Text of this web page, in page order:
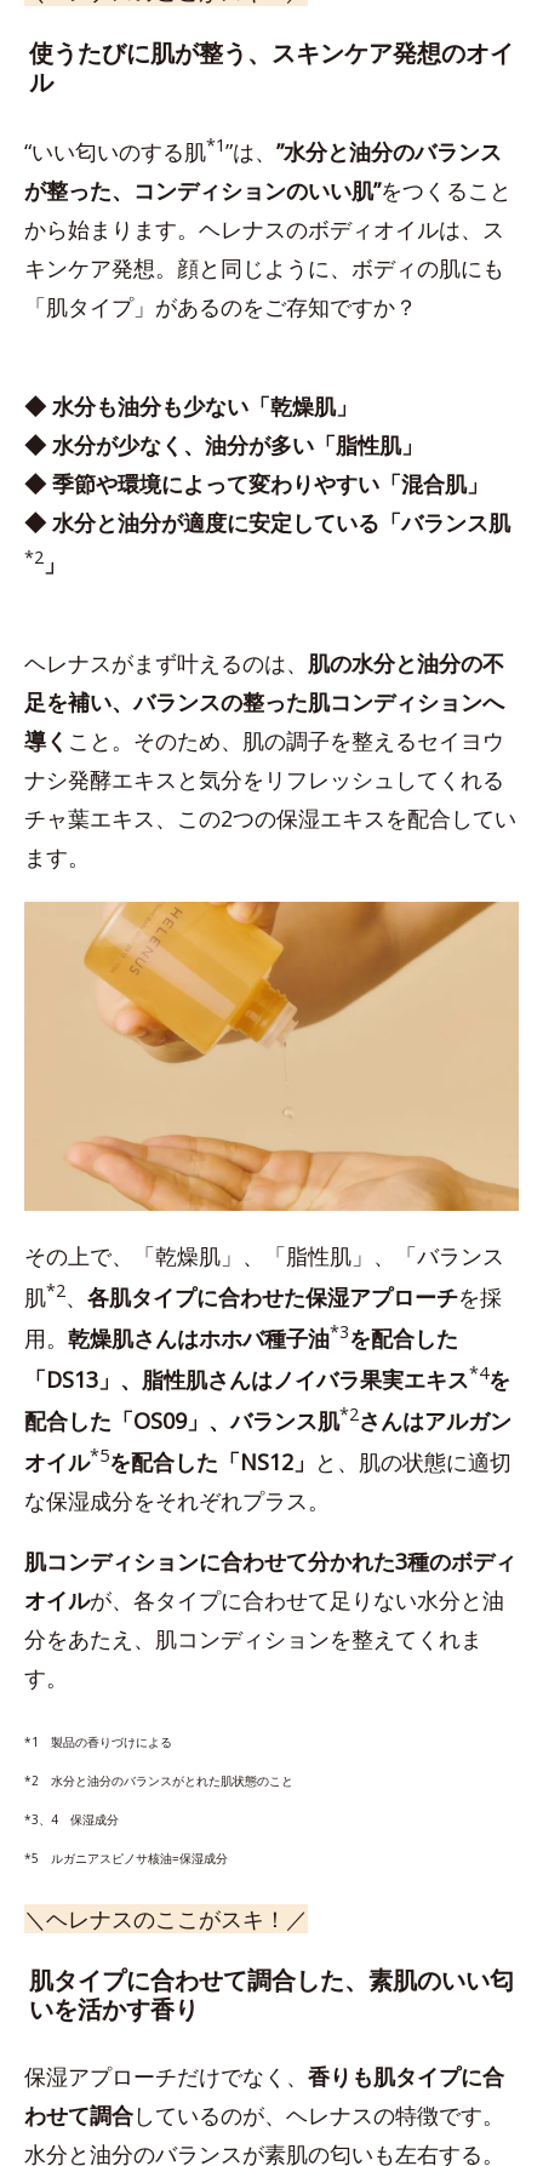
使うたびに肌が整う、スキンケア発想のオイ
ル
“いい匂いのする肌*1”は、 ”水分と油分のバランス
が整った、コンディションのいい肌”をつくること
から始まります。ヘレナスのボディオイルは、ス
キンケア発想。顔と同じように、ボディの肌にも
「肌タイプ」があるのをご存知ですか？
◆ 水分も油分も少ない「乾燥肌」
◆ 水分が少なく、油分が多い「脂性肌」
◆ 季節や環境によって変わりやすい「混合肌」
◆ 水分と油分が適度に安定している「バランス肌
*2 」
ヘレナスがまず叶えるのは、 肌の水分と油分の不
足を補い、バランスの整った肌コンディションへ
導く こと。そのため、肌の調子を整えるセイヨウ
ナシ発酵エキスと気分をリフレッシュしてくれる
チャ葉エキス、この2つの保湿エキスを配合してい
ます。
その上で、「乾燥肌」、「脂性肌」、「バランス
肌*2、 各肌タイプに合わせた保湿アプローチを採
用。 乾燥肌さんはホホバ種子油*3を配合した
「DS13」、脂性肌さんはノイバラ果実エキス*4を
配合した「OS09」、バランス肌*2さんはアルガン
オイル*5を配合した「NS12」 と、肌の状態に適切
な保湿成分をそれぞれプラス。
肌コンディションに合わせて分かれた3種のボディ
オイルが、各タイプに合わせて足りない水分と油
分をあたえ、肌コンディションを整えてくれま
す。
*1 製品の香りづけによる
*2 水分と油分のバランスがとれた肌状態のこと
*3、4 保湿成分
*5 ルガニアスピノサ核油=保湿成分
＼ヘレナスのここがスキ！／
肌タイプに合わせて調合した、素肌のいい匂
いを活かす香り
保湿アプローチだけでなく、 香りも肌タイプに合
わせて調合しているのが、ヘレナスの特徴です。
水分と油分のバランスが素肌の匂いも左右する。